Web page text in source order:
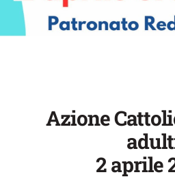
Azione
2 aprile